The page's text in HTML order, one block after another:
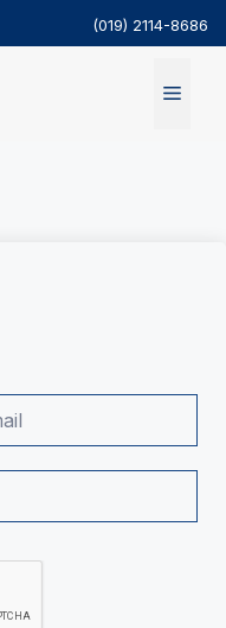
(019) 2114-8686
Menu